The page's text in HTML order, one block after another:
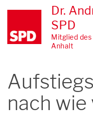
Dr.
SPD
Mitglied
Anhalt
nach wie